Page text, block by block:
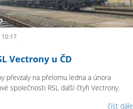
10:17
Vectrony u ČD
převzaly na přelomu ledna a února
společnosti RSL další čtyři Vectrony.
číst dále